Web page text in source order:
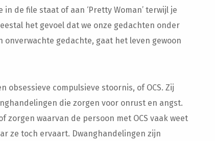
de file staat of aan ‘Pretty Woman’ terwijl je
het gevoel dat we onze gedachten onder
gedachte, gaat het leven gewoon
obsessieve compulsieve stoornis, of OCS. Zij
die zorgen voor onrust en angst.
zorgen waarvan de persoon met OCS vaak weet
ze toch ervaart. Dwanghandelingen zijn